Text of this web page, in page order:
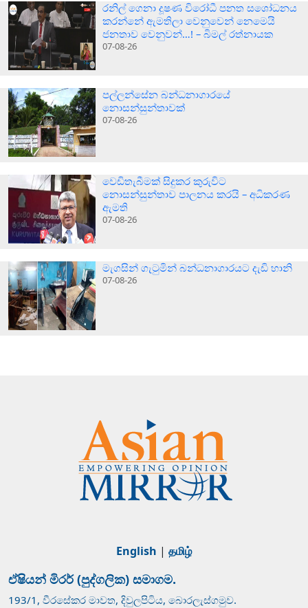
රනිල් ගෙනා දූෂණ විරෝධී පනත සශෝධනය
කරන්නේ ඇමතිලා වෙනුවෙන් නෙමෙයි
ජනතාව වෙනුවන්…! – බිමල් රත්නායක
07-08-26
පල්ලන්සේන බන්ධනාගාරයේ
නොසන්සුන්තාවක්
07-08-26
වෙඩිතැබීමක් සිදුකර කුරුවිට
නොසන්සුන්තාව පාලනය කරයි – අධිකරණ
ඇමති
07-08-26
මැගසින් ගැටුමින් බන්ධනාගාරයට දැඩි හානි
07-08-26
English | தமிழ்
ඒෂියන් මිරර් (පුද්ගලික) සමාගම.
193/1, වීරසේකර මාවත, දිවුලපිටිය, බොරලැස්ගමුව.